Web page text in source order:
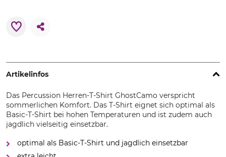
Artikelinfos
Das Percussion Herren-T-Shirt GhostCamo verspricht
sommerlichen Komfort. Das T-Shirt eignet sich optimal als
Basic-T-Shirt bei hohen Temperaturen und ist zudem auch
jagdlich vielseitig einsetzbar.
optimal als Basic-T-Shirt und jagdlich einsetzbar